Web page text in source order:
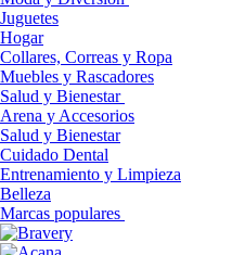
Juguetes
Hogar
Collares, Correas y Ropa
Muebles y Rascadores
Salud y Bienestar
Arena y Accesorios
Salud y Bienestar
Cuidado Dental
Entrenamiento y Limpieza
Belleza
Marcas populares